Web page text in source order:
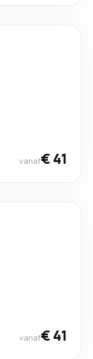
vanaf€ 41
vanaf€ 41